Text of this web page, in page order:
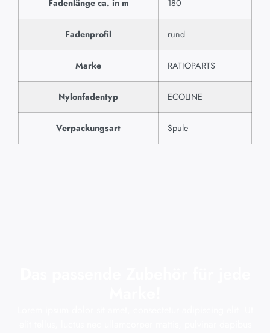
Fadenlänge ca. in m 180
Fadenprofil rund
Marke RATIOPARTS
Nylonfadentyp ECOLINE
Verpackungsart Spule